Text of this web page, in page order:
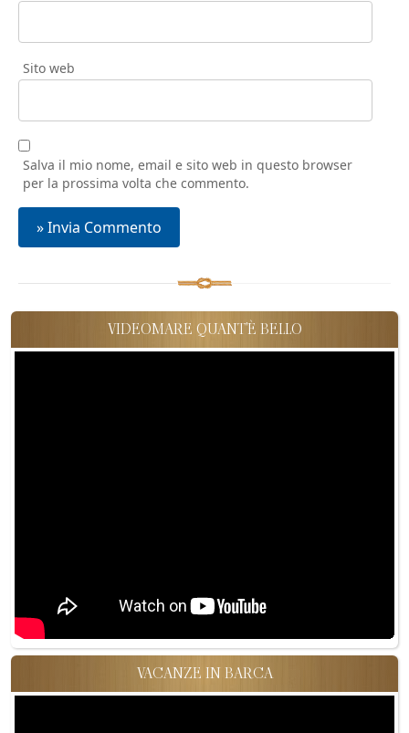
Sito web
Salva il mio nome, email e sito web in questo browser
per la prossima volta che commento.
VIDEOMARE QUANT'È BELLO
VACANZE IN BARCA